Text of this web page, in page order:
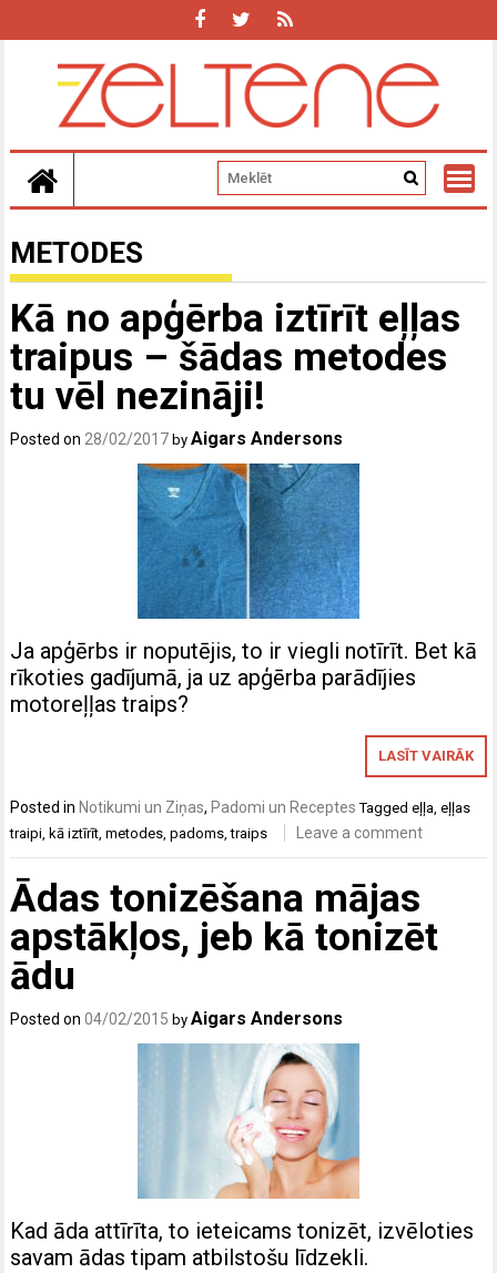
METODES
Kā no apģērba iztīrīt eļļas
traipus – šādas metodes
tu vēl nezināji!
Posted on 28/02/2017 byAigars Andersons
Ja apģērbs ir noputējis, to ir viegli notīrīt. Bet kā
rīkoties gadījumā, ja uz apģērba parādījies
motoreļļas traips?
LASĪT VAIRĀK
Posted in Notikumi un Ziņas, Padomi un Receptes Taggedeļļa ,eļļas
traipi ,kā iztīrīt ,metodes ,padoms ,traips Leave a comment
Ādas tonizēšana mājas
apstākļos, jeb kā tonizēt
ādu
Posted on04/02/2015 byAigars Andersons
Kad āda attīrīta, to ieteicams tonizēt, izvēloties
savam ādas tipam atbilstošu līdzekli.